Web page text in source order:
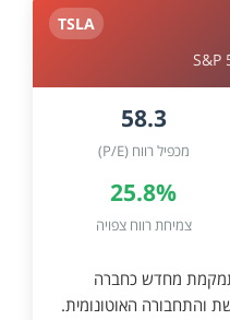
TSLA
58.3
מכפיל רווח (P/E)
25.8%
צמיחת רווח צפויה
מחדש כחברה
והתחבורה האוטונומית.